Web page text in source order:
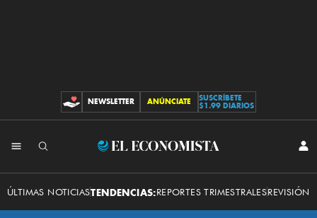
CONTRIBUCIONES
NEWSLETTER ANÚNCIATE
SUSCRÍBETE
$1.99 DIARIOS
El
Economista
ÚLTIMAS NOTICIASTENDENCIAS:REPORTES TRIMESTRALESREVISIÓN